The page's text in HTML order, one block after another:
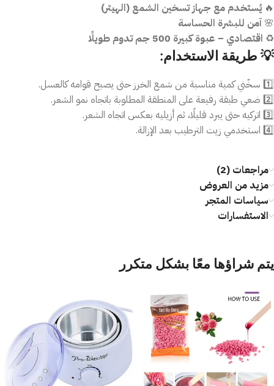
🔥 يُستخدم مع جهاز تسخين الشمع (الهيتر)
🌸 آمن للبشرة الحساسة
♻️ اقتصادي – عبوة كبيرة 500 جم تدوم طويلًا
💡 طريقة الاستخدام:
1️⃣ سخّني كمية مناسبة من شمع الخرز حتى يصبح قوامه كالعسل.
2️⃣ ضعي طبقة رفيعة على المنطقة المطلوبة باتجاه نمو الشعر.
3️⃣ اتركيه حتى يبرد قليلًا، ثم أزيليه بعكس اتجاه الشعر.
4️⃣ استخدمي زيت الترطيب بعد الإزالة.
مراجعات (2)
مزيد من العروض
سياسات المتجر
الاستفسارات
يتم شراؤها معًا بشكل متكرر